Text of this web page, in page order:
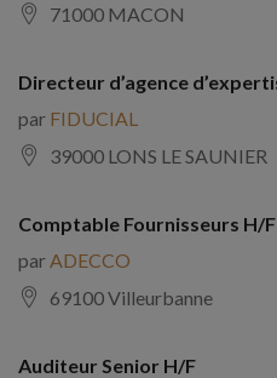
71000 MACON
Directeur d’agence
par FIDUCIAL
39000 LONS LE SAUNIER
Comptable Fournisseurs H/F
par ADECCO
69100 Villeurbanne
Auditeur Senior H/F